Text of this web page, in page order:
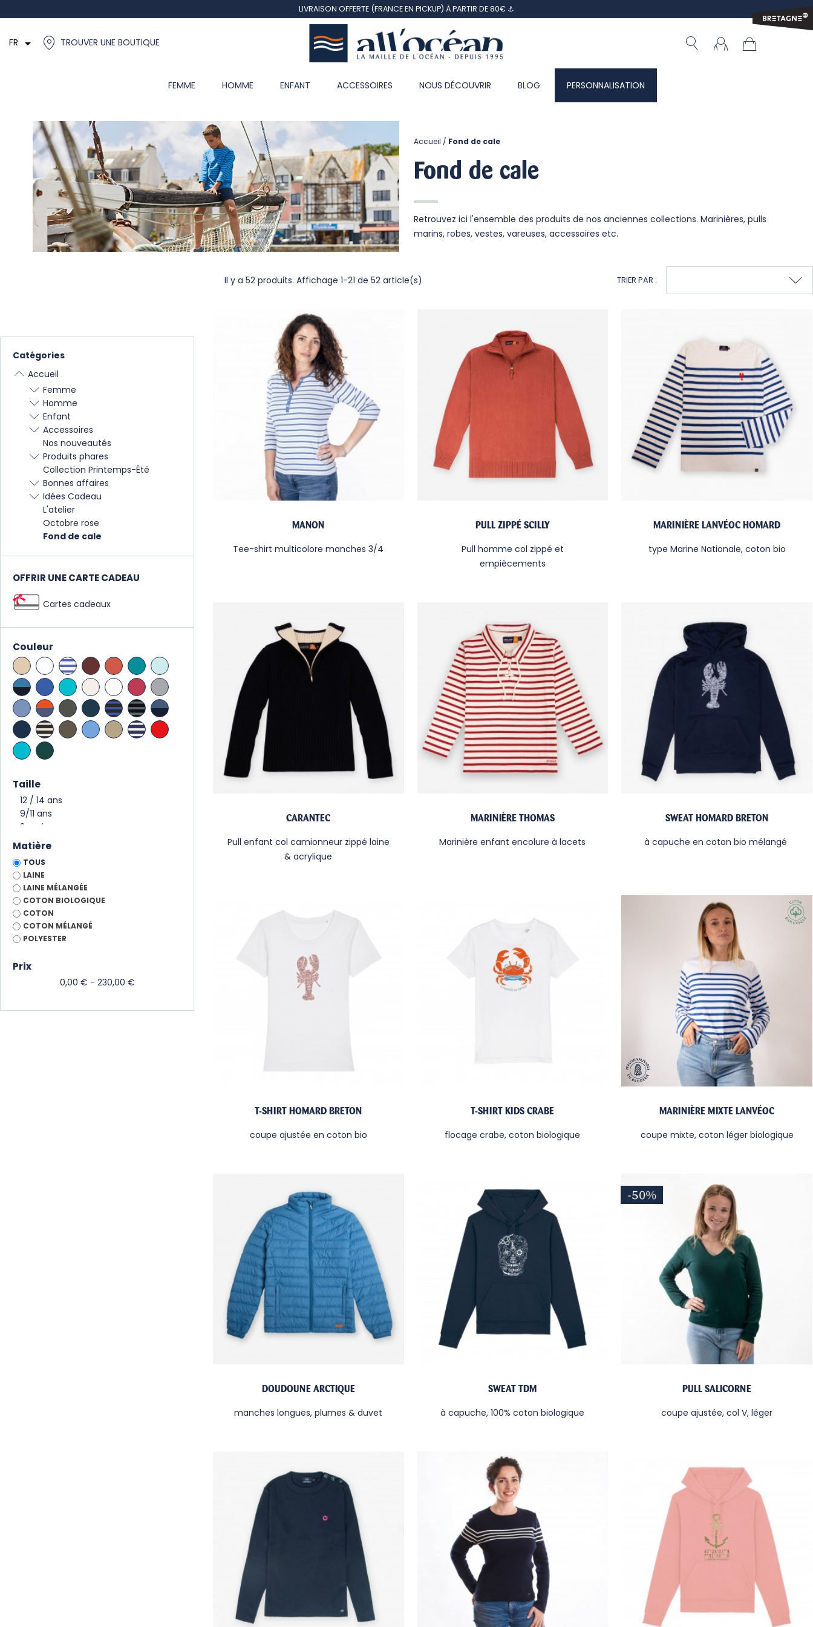
LIVRAISON OFFERTE (FRANCE EN PICKUP) À PARTIR DE 80€ ⚓
FR  TROUVER UNE BOUTIQUE
FEMME HOMME ENFANT ACCESSOIRES NOUS DÉCOUVRIR BLOG PERSONNALISATION
Accueil Fond de cale
Fond de cale
Retrouvez ici l'ensemble des produits de nos anciennes collections. Marinières, pulls
marins, robes, vestes, vareuses, accessoires etc.
Catégories
Accueil
Femme
Homme
Enfant
Accessoires
Nos nouveautés
Produits phares
Collection Printemps-Été
Bonnes affaires
Idées Cadeau
L'atelier
Octobre rose
Fond de cale
OFFRIR UNE CARTE CADEAU
Cartes cadeaux
Couleur
Taille
Matière
TOUS
LAINE
LAINE MÉLANGÉE
COTON BIOLOGIQUE
COTON
COTON MÉLANGÉ
POLYESTER
Prix
0,00 € - 230,00 €
TRIER PAR :
Il y a 52 produits. Affichage 1-21 de 52 article(s)
MANON
Tee-shirt multicolore manches 3/4
PULL ZIPPÉ SCILLY
Pull homme col zippé et
empiècements
MARINIÈRE LANVÉOC HOMARD
type Marine Nationale, coton bio
CARANTEC
Pull enfant col camionneur zippé laine
& acrylique
MARINIÈRE THOMAS
Marinière enfant encolure à lacets
SWEAT HOMARD BRETON
à capuche en coton bio mélangé
T-SHIRT HOMARD BRETON
coupe ajustée en coton bio
T-SHIRT KIDS CRABE
flocage crabe, coton biologique
MARINIÈRE MIXTE LANVÉOC
coupe mixte, coton léger biologique
DOUDOUNE ARCTIQUE
manches longues, plumes & duvet
SWEAT TDM
à capuche, 100% coton biologique
PULL SALICORNE
coupe ajustée, col V, léger